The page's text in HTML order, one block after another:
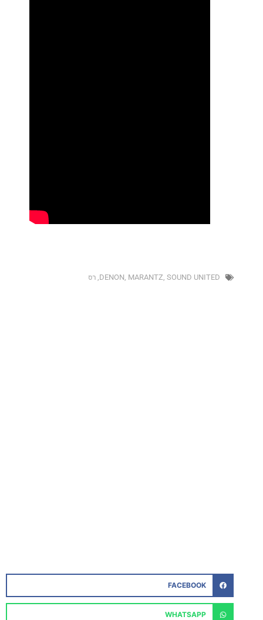
DENON,MARANTZ, SOUND
,רס
FACEBOOK
WHATSAPP